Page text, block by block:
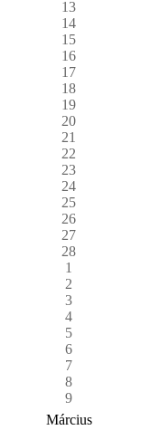
13
14
15
16
17
18
19
20
21
22
23
24
25
26
27
28
1
2
3
4
5
6
7
8
9
Március